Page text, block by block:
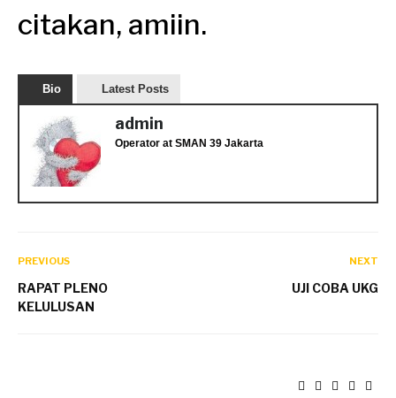
citakan, amiin.
Bio Latest Posts
admin
Operator at SMAN 39 Jakarta
PREVIOUS
RAPAT PLENO
KELULUSAN
NEXT
UJI COBA UKG